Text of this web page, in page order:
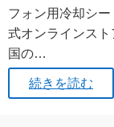
フォン用冷却シ
式オンラインス
国の…
続きを読む